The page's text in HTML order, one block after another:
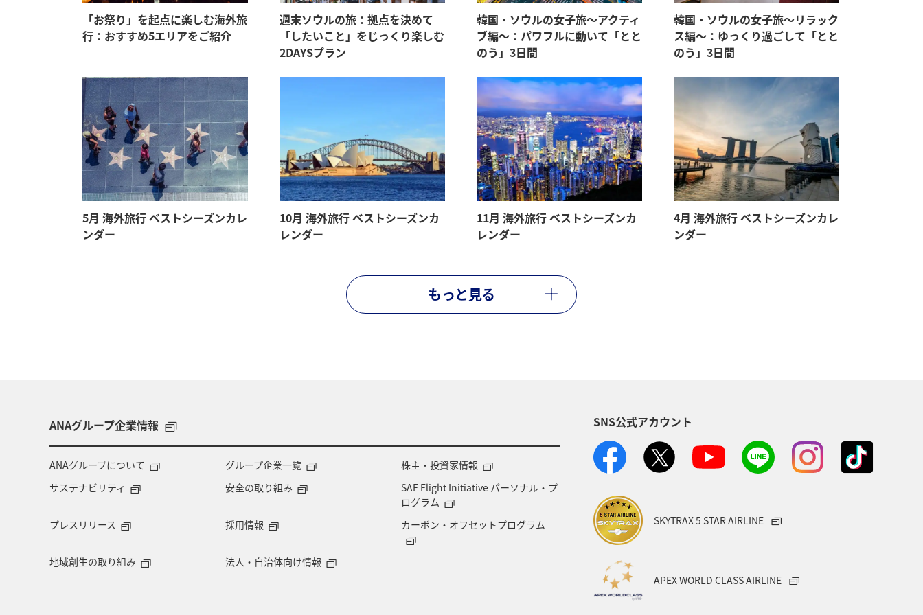
「お祭り」を起点に楽しむ海外旅
行：おすすめ5エリアをご紹介
週末ソウルの旅：拠点を決めて
「したいこと」をじっくり楽しむ
2DAYSプラン
韓国・ソウルの女子旅〜アクティ
ブ編〜：パワフルに動いて「とと
のう」3日間
韓国・ソウルの女子旅〜リラック
ス編〜：ゆっくり過ごして「とと
のう」3日間
5月 海外旅行 ベストシーズンカレ
ンダー
10月 海外旅行 ベストシーズンカ
レンダー
11月 海外旅行 ベストシーズンカ
レンダー
4月 海外旅行 ベストシーズンカレ
ンダー
もっと見る
ANAグループ企業情報
ANAグループについて グループ企業一覧
株主・投資家情報
サステナビリティ
安全の取り組み
SAF Flight Initiative パーソナル・プ
ログラム
プレスリリース
採用情報 カーボン・オフセットプログラム
地域創生の取り組み 法人・自治体向け情報
SNS公式アカウント
SKYTRAX 5 STAR AIRLINE
APEX WORLD CLASS AIRLINE